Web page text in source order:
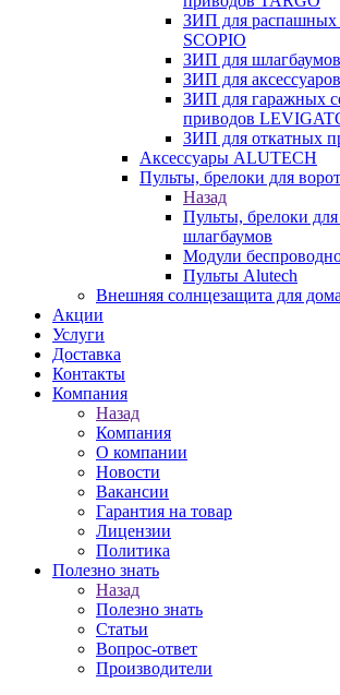
ЗИП для
SCOPIO
ЗИП для
ЗИП для
ЗИП для гаражных
приводов
ЗИП для откатных
Аксессуары ALUTECH
Пульты, брелоки для
Назад
Пульты, брелоки
шлагбаумов
Модули
Пульты Alutech
Внешняя солнцезащита для дома
Акции
Услуги
Доставка
Контакты
Компания
Назад
Компания
О компании
Новости
Вакансии
Гарантия на товар
Лицензии
Политика
Полезно знать
Назад
Полезно знать
Статьи
Вопрос-ответ
Производители